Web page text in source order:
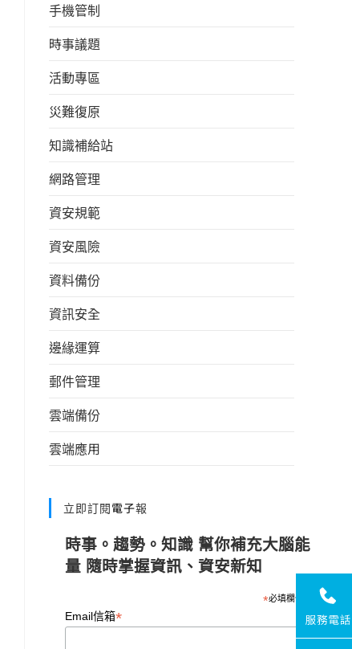
手機管制
時事議題
活動專區
災難復原
知識補給站
網路管理
資安規範
資安風險
資料備份
資訊安全
邊緣運算
郵件管理
雲端備份
雲端應用
立即訂閱電子報
時事。趨勢。知識 幫你補充大腦能
量 隨時掌握資訊、資安新知
*必填欄位
Email信箱*